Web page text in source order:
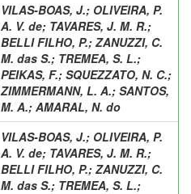
VILAS-BOAS, J.; OLIVEIRA, P.
A. V. de; TAVARES, J. M. R.;
BELLI FILHO, P.; ZANUZZI, C.
M. das S.; TREMEA, S. L.;
PEIKAS, F.; SQUEZZATO, N. C.;
ZIMMERMANN, L. A.; SANTOS,
M. A.; AMARAL, N. do
VILAS-BOAS, J.; OLIVEIRA, P.
A. V. de; TAVARES, J. M. R.;
BELLI FILHO, P.; ZANUZZI, C.
M. das S.; TREMEA, S. L.;